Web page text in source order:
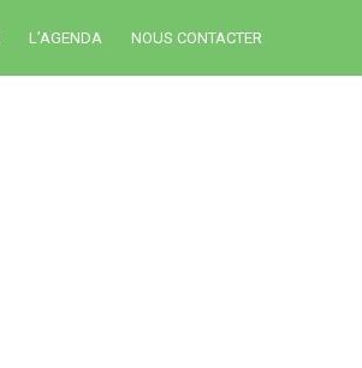
L’AGENDA NOUS CONTACTER